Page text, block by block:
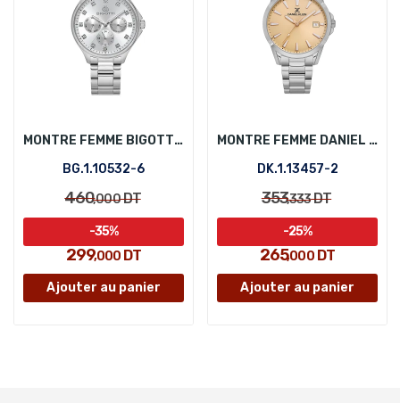
MONTRE FEMME BIGOTTI BG.1.10532-6
BG.1.10532-6
460,000DT
299,000 DT
-35%
Ajouter au panier
MONTRE FEMME DANIEL KLEIN DK.1.13457-2
DK.1.13457-2
353,333DT
265,000DT
-25%
Ajouter au panier